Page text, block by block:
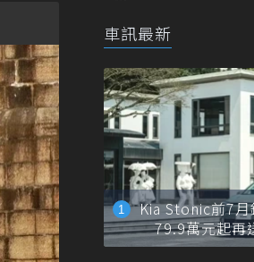
車訊最新
Kia Stonic前7
79.9萬元起再